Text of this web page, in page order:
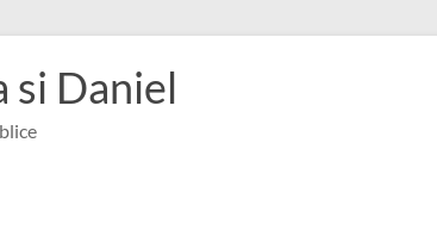
si Daniel